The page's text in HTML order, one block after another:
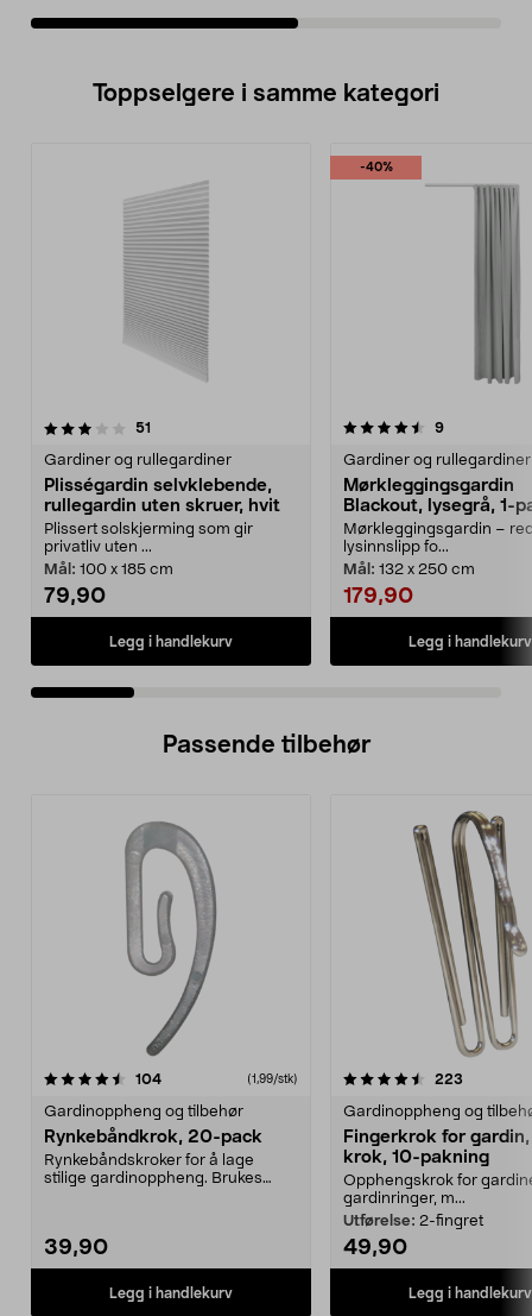
Toppselgere i samme kategori
51
Gardiner og rullegardiner
Plisségardin selvklebende,
rullegardin uten skruer, hvit
Plissert solskjerming som gir
privatliv uten ...
Mål: 100 x 185 cm
79,90
Legg i handlekurv
-40%
4.5 av 5 stjerner 9anmeldelser
Gardiner og rullegardiner
Mørkleggingsgardin
Blackout, lysegrå, 1-
Mørkleggingsgardin –
lysinnslipp fo...
Mål: 132 x 250 cm
179,90
Legg i handlekurv
3.0 av 5 stjerner
Passende tilbehør
104anmeldelser (1,99/stk)
Gardinoppheng og tilbehør
Rynkebåndkrok, 20-pack
Rynkebåndskroker for å lage
stilige gardinoppheng. Brukes
39,90
Legg i handlekurv
4.5av 5 stjerner 223
Gardinoppheng og
Fingerkrok for
krok, 10-pakning
Opphengskrok for
gardinringer, m...
Utførelse: 2-fingret
49,90
Legg i handlekurv
4.5av 5 stjerner